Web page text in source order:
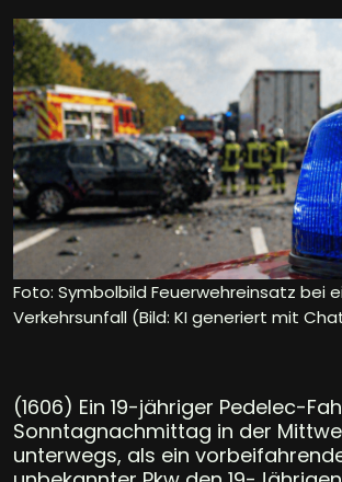
Foto: Symbolbild Feuerwehreinsatz bei
Verkehrsunfall (Bild: KI generiert mit
(1606) Ein 19-jähriger Pedelec-
Sonntagnachmittag in der
unterwegs, als ein